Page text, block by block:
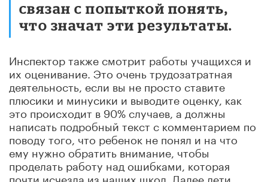
связан с попыткой понять,
что значат эти результаты.
Инспектор также смотрит работы учащихся и
их оценивание. Это очень трудозатратная
деятельность, если вы не просто ставите
плюсики и минусики и выводите оценку, как
это происходит в 90% случаев, а должны
написать подробный текст с комментарием по
поводу того, что ребенок не понял и на что
ему нужно обратить внимание, чтобы
проделать работу над ошибками, которая
почти исчезла из наших школ. Далее дети